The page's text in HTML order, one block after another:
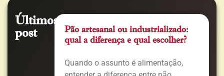
Últimos
post
Pão artesanal ou industrializado:
qual a diferença e qual escolher?
Quando o assunto é alimentação,